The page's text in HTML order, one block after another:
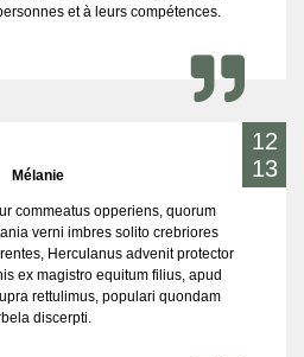
et à leurs compétences.
12
13
Mélanie
commeatus opperiens, quorum
verni imbres solito crebriores
Herculanus advenit protector
ex magistro equitum filius, apud
rettulimus, populari quondam
discerpti.